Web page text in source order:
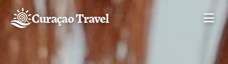
Curaçao Travel